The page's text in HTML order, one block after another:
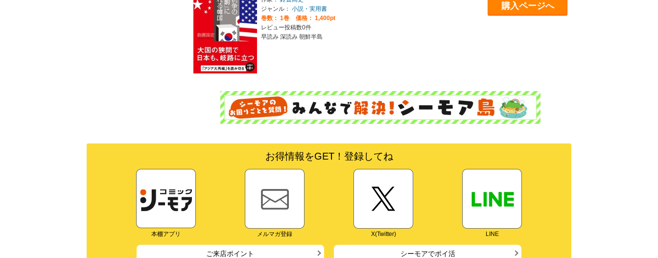
ジャンル： 小説・実用書
巻数： 1巻
価格： 1,400pt
レビュー投稿数0件
早読み 深読み 朝鮮半島
購入ページへ
お得情報をGET！登録してね
本棚アプリ メルマガ登録 X(Twitter) LINE
ご来店ポイント シーモアでポイ活